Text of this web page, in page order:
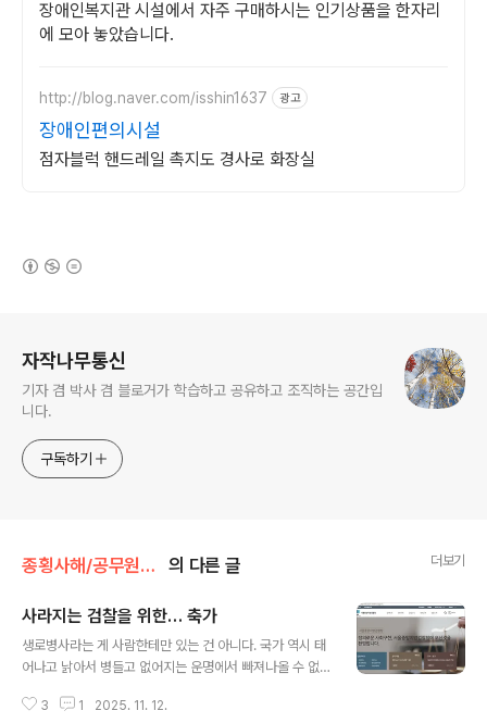
장애인복지관 시설에서 자주 구매하시는 인기상품을 한자리
에 모아 놓았습니다.
http://blog.naver.com/isshin1637 광고
장애인편의시설
점자블럭 핸드레일 촉지도 경사로 화장실
자작나무통신
기자 겸 박사 겸 블로거가 학습하고 공유하고 조직하는 공간입
니다.
구독하기
종횡사해/공무원들 이야기 의 다른 글 더보기
사라지는 검찰을 위한… 축가
생로병사라는 게 사람한테만 있는 건 아니다. 국가 역시 태
어나고 낡아서 병들고 없어지는 운명에서 빠져나올 수 없
는 아니다. 기획재정부에는 물가정책과라는 부서가 있다. 1
3 1 2025. 11. 12.